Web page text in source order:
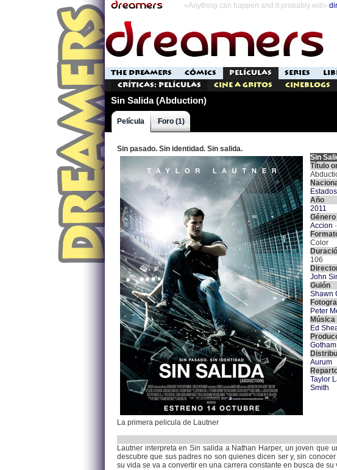
«Anything can happen and it probably will»
THE DREAMERS CÓMICS PELÍCULAS SERIES
Críticas: Películas
Cine a Gritos Cineblogs
Sin Salida (Abduction)
Película Foro (1)
Sin pasado. Sin identidad. Sin salida.
La primera pelicula de Lautner
Sin
Título
Año
2011
Género
Accion ·
Color
106
John
Guión
Shawn
Peter
Música
Ed
Aurum
Taylor
Smith
Lautner interpreta en Sin salida a Nathan Harper, un joven que
descubre que sus padres no son quienes dicen ser y, sin
su vida se va a convertir en una carrera constante en busca de